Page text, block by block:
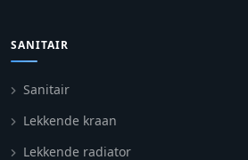
SANITAIR
Sanitair
Lekkende kraan
Lekkende radiator